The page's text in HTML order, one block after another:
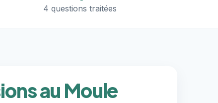
4 questions traitées
au Moule